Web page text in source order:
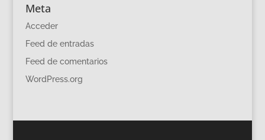
Meta
Acceder
Feed de entradas
Feed de comentarios
WordPress.org